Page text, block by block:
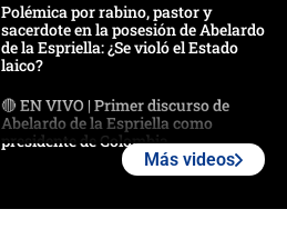
Polémica por rabino, pastor y
sacerdote en la posesión de Abelardo
de la Espriella: ¿Se violó el Estado
laico?
🔴 EN VIVO | Primer discurso de
Abelardo de la Espriella como
presidente de Colombia
Más videos